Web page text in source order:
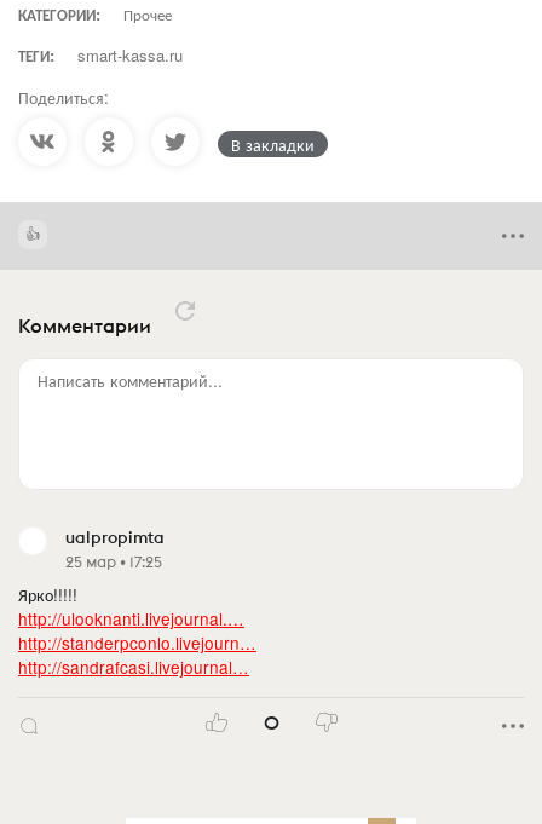
КАТЕГОРИИ:
Прочее
ТЕГИ:
smart-kassa.ru
Поделиться:
В закладки
Комментарии
Написать комментарий...
ualpropimta
25 мар • 17:25
Ярко!!!!!
http://ulooknanti.livejournal.…
http://standerpconlo.livejourn…
http://sandrafcasi.livejournal…
0